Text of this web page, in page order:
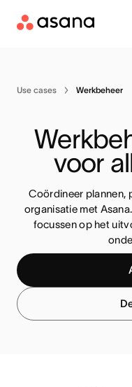
Contact
Use cases Werkbeheer
voor
Coördineer plannen,
organisatie met
focussen op het